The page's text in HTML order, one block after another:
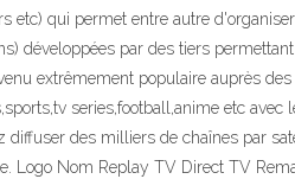
qui permet entre autre
développées par des tiers
extrêmement populaire auprès
series,football,anime etc
des milliers de chaînes par
Logo Nom Replay TV Direct TV